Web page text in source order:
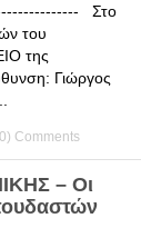
Στο
του
της
Γιώργος
Comments
– Οι